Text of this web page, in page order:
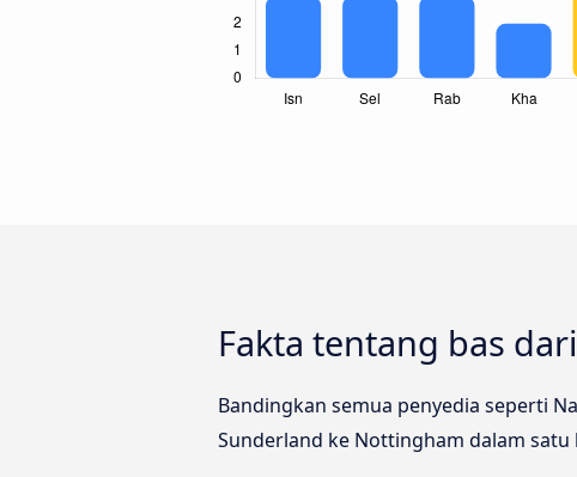
Fakta tentang bas
Bandingkan semua penyedia seperti
Sunderland ke Nottingham dalam